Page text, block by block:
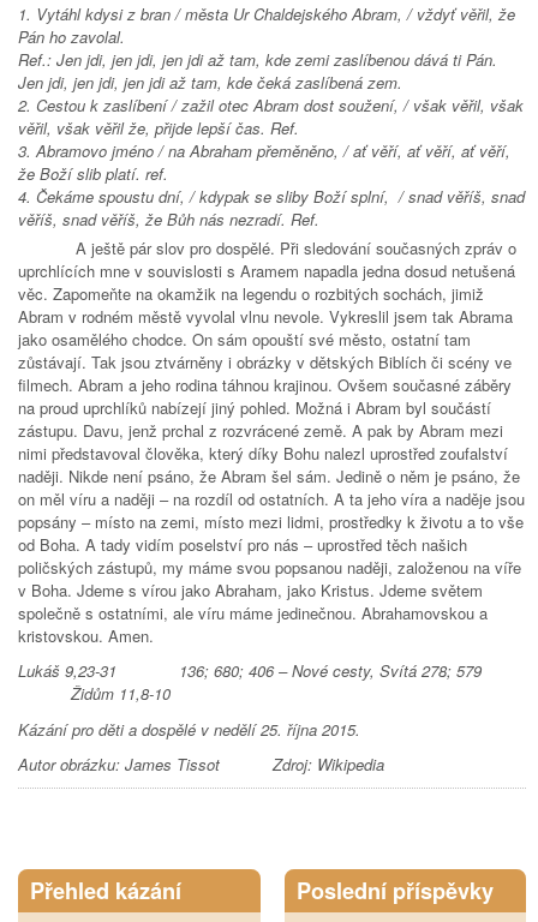
1. Vytáhl kdysi z bran / města Ur Chaldejského Abram, / vždyť věřil, že
Pán ho zavolal.
Ref.: Jen jdi, jen jdi, jen jdi až tam, kde zemi zaslíbenou dává ti Pán.
Jen jdi, jen jdi, jen jdi až tam, kde čeká zaslíbená zem.
2. Cestou k zaslíbení / zažil otec Abram dost soužení, / však věřil, však
věřil, však věřil že, přijde lepší čas. Ref.
3. Abramovo jméno / na Abraham přeměněno, / ať věří, ať věří, ať věří,
že Boží slib platí. ref.
4. Čekáme spoustu dní, / kdypak se sliby Boží splní, / snad věříš, snad
věříš, snad věříš, že Bůh nás nezradí. Ref.
A ještě pár slov pro dospělé. Při sledování současných zpráv o
uprchlících mne v souvislosti s Aramem napadla jedna dosud netušená
věc. Zapomeňte na okamžik na legendu o rozbitých sochách, jimiž
Abram v rodném městě vyvolal vlnu nevole. Vykreslil jsem tak Abrama
jako osamělého chodce. On sám opouští své město, ostatní tam
zůstávají. Tak jsou ztvárněny i obrázky v dětských Biblích či scény ve
filmech. Abram a jeho rodina táhnou krajinou. Ovšem současné záběry
na proud uprchlíků nabízejí jiný pohled. Možná i Abram byl součástí
zástupu. Davu, jenž prchal z rozvrácené země. A pak by Abram mezi
nimi představoval člověka, který díky Bohu nalezl uprostřed zoufalství
naději. Nikde není psáno, že Abram šel sám. Jedině o něm je psáno, že
on měl víru a naději – na rozdíl od ostatních. A ta jeho víra a naděje jsou
popsány – místo na zemi, místo mezi lidmi, prostředky k životu a to vše
od Boha. A tady vidím poselství pro nás – uprostřed těch našich
poličských zástupů, my máme svou popsanou naději, založenou na víře
v Boha. Jdeme s vírou jako Abraham, jako Kristus. Jdeme světem
společně s ostatními, ale víru máme jedinečnou. Abrahamovskou a
kristovskou. Amen.
Lukáš 9,23-31 136; 680; 406 – Nové cesty, Svítá 278; 579
Židům 11,8-10
Kázání pro děti a dospělé v nedělí 25. října 2015.
Autor obrázku: James Tissot Zdroj: Wikipedia
Přehled kázání Poslední příspěvky